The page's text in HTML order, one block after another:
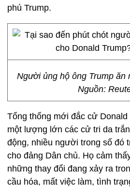
phú Trump.
Người ủng hộ ông Trump ăn
Nguồn:
Tổng thống mới đắc cử Donald
một lượng lớn các cử tri da
động, nhiều người trong số đó
cho đảng Dân chủ. Họ cảm
những thay đổi đang xảy ra
cầu hóa, mất việc làm, tình